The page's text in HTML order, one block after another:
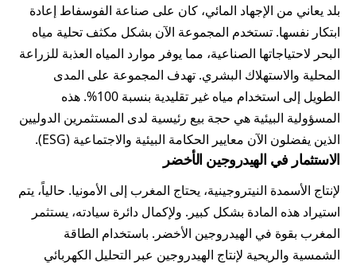
بلد يعاني من الإجهاد المائي، كان على صناعة الفوسفاط إعادة
ابتكار نفسها. تستخدم المجموعة الآن بشكل مكثف تحلية مياه
البحر لاحتياجاتها الصناعية، مما يوفر موارد المياه العذبة للزراعة
المحلية والاستهلاك البشري. تهدف المجموعة على المدى
الطويل إلى استخدام مياه غير تقليدية بنسبة 100%. هذه
المسؤولية البيئية هي حجة بيع رئيسية لدى المستثمرين الدوليين
الذين يفضلون الآن معايير الحكامة البيئية والاجتماعية (ESG).
الاستثمار في الهيدروجين الأخضر
لإنتاج الأسمدة النيتروجينية، يحتاج المغرب إلى الأمونيا. حالياً، يتم
استيراد هذه المادة بشكل كبير. ولإكمال دائرة سيادته، يستثمر
المغرب بقوة في الهيدروجين الأخضر. باستخدام الطاقة
الشمسية والريحية لإنتاج الهيدروجين عبر التحليل الكهربائي